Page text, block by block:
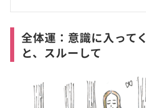
全体運：意識に入って
と、スルーして